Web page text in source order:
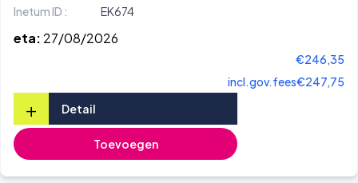
Inetum ID :
EK674
eta: 27/08/2026
€246,35
incl.gov.fees€247,75
+ Detail
Toevoegen